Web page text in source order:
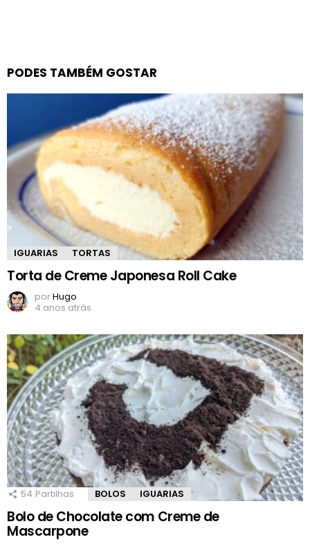
PODES TAMBÉM GOSTAR
IGUARIAS TORTAS
Torta de Creme Japonesa Roll Cake
porHugo
4 anos atrás
54 Partilhas BOLOS IGUARIAS
Bolo de Chocolate com Creme de
Mascarpone